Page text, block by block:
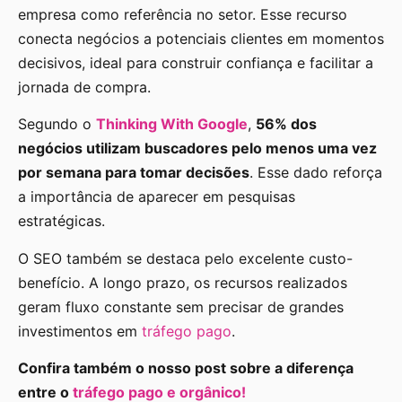
empresa como referência no setor. Esse recurso
conecta negócios a potenciais clientes em momentos
decisivos, ideal para construir confiança e facilitar a
jornada de compra.
Segundo o Thinking With Google, 56% dos
negócios utilizam buscadores pelo menos uma vez
por semana para tomar decisões. Esse dado reforça
a importância de aparecer em pesquisas
estratégicas.
O SEO também se destaca pelo excelente custo-
benefício. A longo prazo, os recursos realizados
geram fluxo constante sem precisar de grandes
investimentos em tráfego pago.
Confira também o nosso post sobre a diferença
entre o tráfego pago e orgânico!